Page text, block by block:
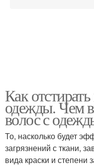
Как
одежды. Чем
волос с
То, насколько будет
загрязнений с ткани,
вида краски и степени